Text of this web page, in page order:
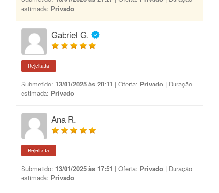
estimada: Privado
Gabriel G.
Rejeitada
Submetido: 13/01/2025 às 20:11 | Oferta: Privado | Duração
estimada: Privado
Ana R.
Rejeitada
Submetido: 13/01/2025 às 17:51 | Oferta: Privado | Duração
estimada: Privado